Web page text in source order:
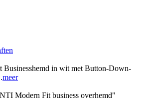
in wit met Button-Down-
meer
Modern Fit business overhemd"